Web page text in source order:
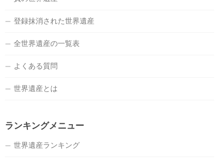
登録抹消された世界遺産
全世界遺産の一覧表
よくある質問
世界遺産とは
ランキングメニュー
世界遺産ランキング